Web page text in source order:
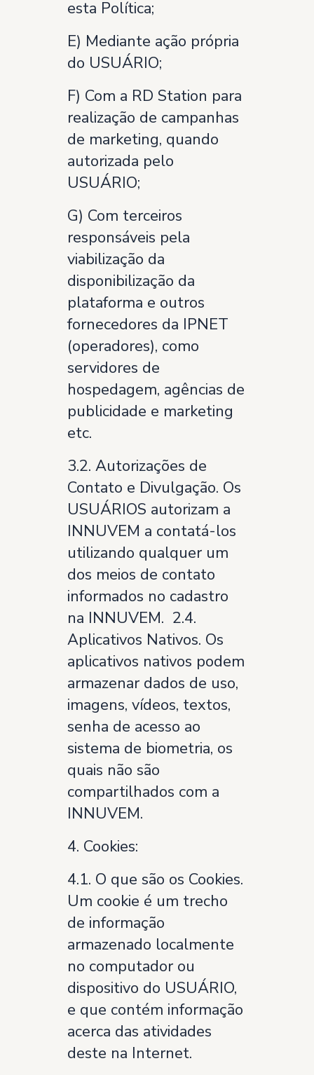
esta Política;
E) Mediante ação própria
do USUÁRIO;
F) Com a RD Station para
realização de campanhas
de marketing, quando
autorizada pelo
USUÁRIO;
G) Com terceiros
responsáveis pela
viabilização da
disponibilização da
plataforma e outros
fornecedores da IPNET
(operadores), como
servidores de
hospedagem, agências de
publicidade e marketing
etc.
3.2. Autorizações de
Contato e Divulgação. Os
USUÁRIOS autorizam a
INNUVEM a contatá-los
utilizando qualquer um
dos meios de contato
informados no cadastro
na INNUVEM. 2.4.
Aplicativos Nativos. Os
aplicativos nativos podem
armazenar dados de uso,
imagens, vídeos, textos,
senha de acesso ao
sistema de biometria, os
quais não são
compartilhados com a
INNUVEM.
4. Cookies:
4.1. O que são os Cookies.
Um cookie é um trecho
de informação
armazenado localmente
no computador ou
dispositivo do USUÁRIO,
e que contém informação
acerca das atividades
deste na Internet.